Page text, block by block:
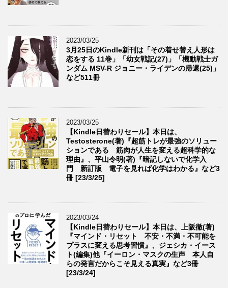
2023/03/25
3月25日のKindle新刊は「その着せ替え人形は
恋をする 11巻」「幼女戦記(27)」「機動戦士ガ
ンダム MSV-R ジョニー・ライデンの帰還(25)」
など511冊
2023/03/25
【Kindle日替わりセール】本日は、
Testosterone(著)『超筋トレが最強のソリュー
ションである 筋肉が人生を変える超科学的な
理由』、平山令明(著)『暗記しないで化学入
門 新訂版 電子を見れば化学はわかる』など3
冊 [23/3/25]
2023/03/24
【Kindle日替わりセール】本日は、上阪徹(著)
『マインド・リセット 不安・不満・不可能を
プラスに変える思考習慣』、ジェシカ・イース
ト(編集)他『イーロン・マスクの生声 本人自
らの発言だからこそ見える真実』など3冊
[23/3/24]